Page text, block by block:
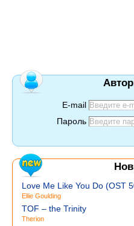
E-mail
Пароль
Love Me Like You Do (OST
Ellie Goulding
TOF – the Trinity
Therion